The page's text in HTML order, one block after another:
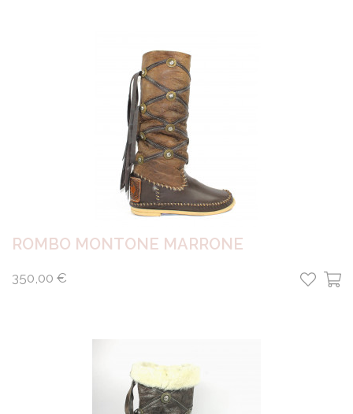
ROMBO MONTONE MARRONE
350,00 €